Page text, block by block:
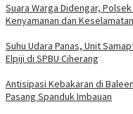
Suara Warga Didengar,
Kenyamanan dan
Suhu Udara Panas, Unit
Elpiji di SPBU Ciherang
Antisipasi Kebakaran di
Pasang Spanduk Imbauan